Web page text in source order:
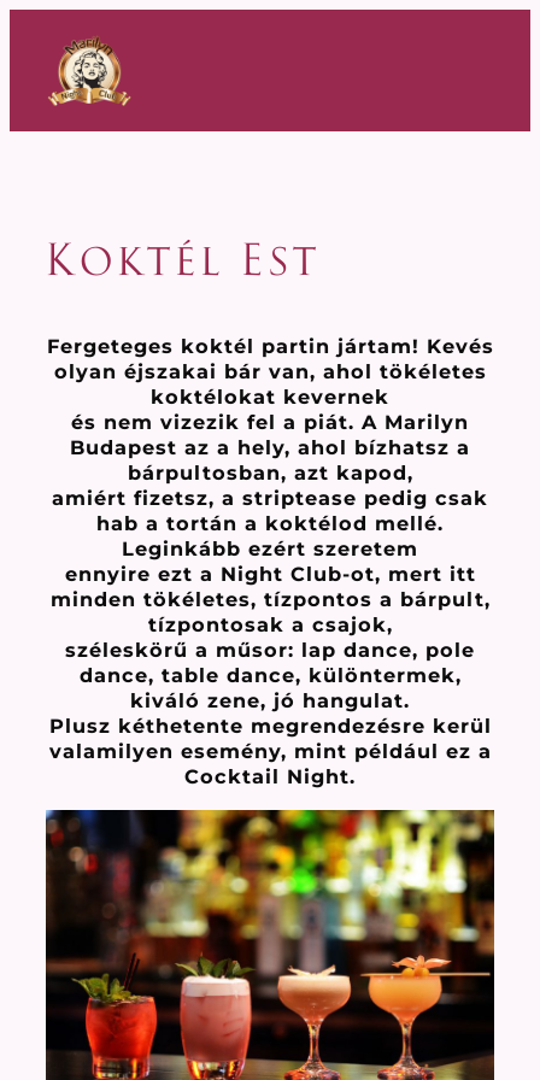
tartalomhoz
Koktél Est
Fergeteges koktél partin jártam! Kevés
olyan éjszakai bár van, ahol tökéletes
koktélokat kevernek
és nem vizezik fel a piát. A Marilyn
Budapest az a hely, ahol bízhatsz a
bárpultosban, azt kapod,
amiért fizetsz, a striptease pedig csak
hab a tortán a koktélod mellé.
Leginkább ezért szeretem
ennyire ezt a Night Club-ot, mert itt
minden tökéletes, tízpontos a bárpult,
tízpontosak a csajok,
széleskörű a műsor: lap dance, pole
dance, table dance, különtermek,
kiváló zene, jó hangulat.
Plusz kéthetente megrendezésre kerül
valamilyen esemény, mint például ez a
Cocktail Night.